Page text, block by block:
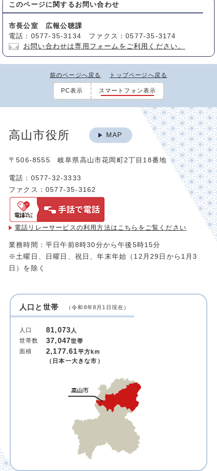
このページに関する お問い合わせ
市長公室 広報公聴課
電話：0577-35-3134 ファクス：0577-35-3174
お問い合わせは専用フォームをご利用ください。
前のページへ戻る トップページへ戻る
PC表示 スマートフォン表示
高山市役所 MAP
〒506-8555 岐阜県高山市花岡町2丁目18番地
電話：0577-32-3333
ファクス：0577-35-3162
電話リレーサービスの利用方法は こちらをご覧ください
業務時間：平日午前8時30分から午後5時15分
※土曜日、日曜日、祝日、年末年始（12月29日から1月3
日）を除く
人口と世帯 （令和8年8月1日現在）
人口 81,073人
世帯数
37,047世帯
面積
2,177.61平方km
（日本一大きな市）